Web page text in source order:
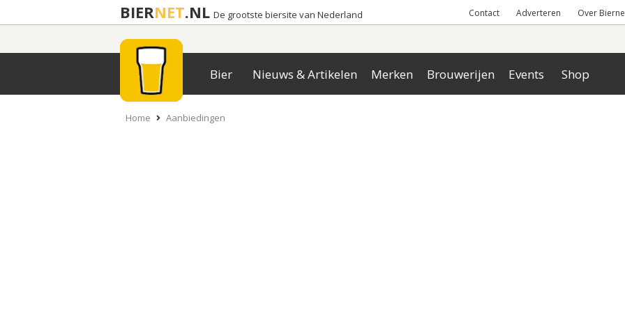
BIERNET.NL De grootste biersite van Nederland Contact Adverteren Over
Bier Nieuws & Artikelen Merken Brouwerijen Events Shop
Home Aanbiedingen